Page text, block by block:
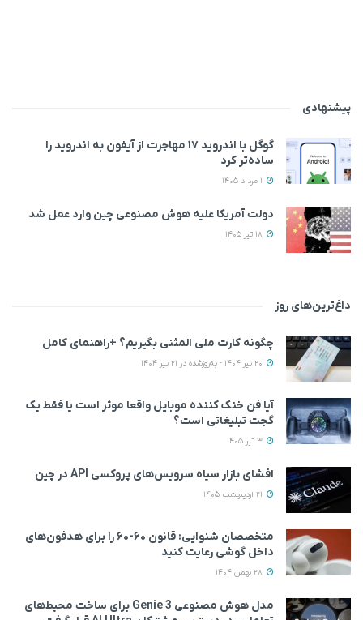
پیشنهادی
گوگل با اندروید ۱۷ مهاجرت از آیفون به اندروید را
ساده‌تر کرد
دولت آمریکا علیه هوش مصنوعی چین وارد عمل شد
داغ‌ترین‌های روز
چگونه کارت ملی المثنی بگیریم؟ +راهنمای کامل
آیا فن خنک کننده موبایل واقعا موثر است یا فقط یک
گجت تبلیغاتی است؟
افشای بازار سیاه سرویس‌های پروکسی API در چین
متخصصان شنوایی: قانون ۶۰-۶۰ را برای هدفون‌های
داخل گوشی رعایت کنید
مدل هوش مصنوعی Genie 3 برای ساخت محیط‌های